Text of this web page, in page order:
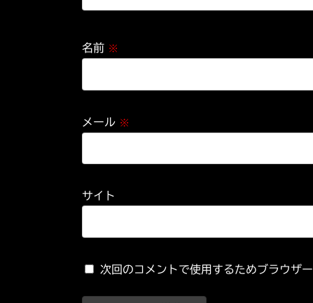
名前 ※
メール ※
サイト
次回のコメントで使用するためブラウザ